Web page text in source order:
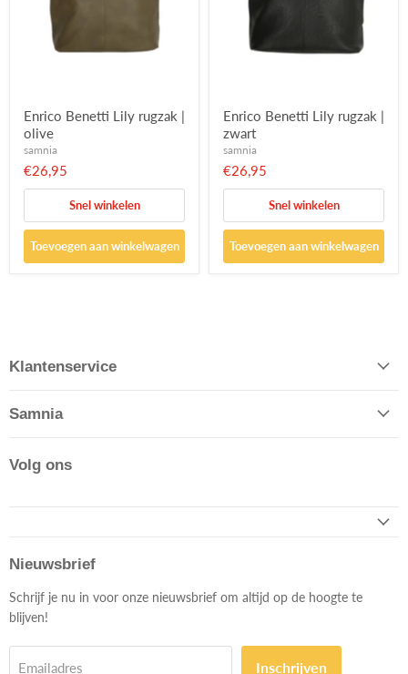
Enrico Benetti Lily rugzak |
olive
samnia
€26,95
Snel winkelen
Toevoegen aan winkelwagen
Enrico Benetti Lily rugzak |
zwart
samnia
€26,95
Snel winkelen
Toevoegen aan winkelwagen
Klantenservice
Samnia
Volg ons
Nieuwsbrief
Schrijf je nu in voor onze nieuwsbrief om altijd op de hoogte te
blijven!
Emailadres Inschrijven